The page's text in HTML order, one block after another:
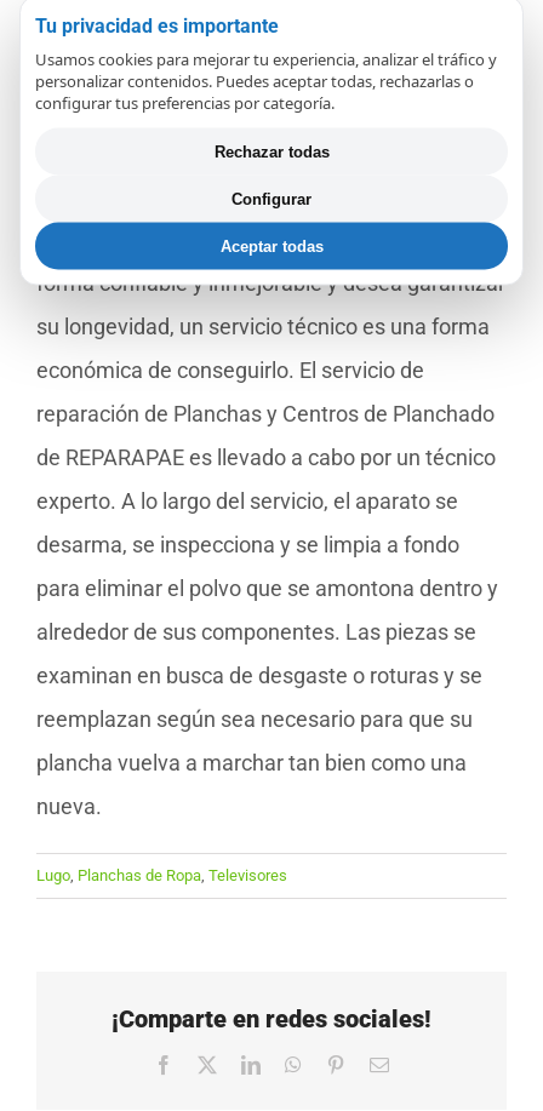
¿Porqué reparar su Plancha
en REPARAPAE?
Si desea que su plancha de ropa funcione de
forma confiable y inmejorable y desea garantizar
su longevidad, un servicio técnico es una forma
económica de conseguirlo. El servicio de
reparación de Planchas y Centros de Planchado
de REPARAPAE es llevado a cabo por un técnico
experto. A lo largo del servicio, el aparato se
desarma, se inspecciona y se limpia a fondo
para eliminar el polvo que se amontona dentro y
alrededor de sus componentes. Las piezas se
examinan en busca de desgaste o roturas y se
reemplazan según sea necesario para que su
plancha vuelva a marchar tan bien como una
nueva.
Lugo Planchas de Ropa Televisores
¡Comparte en redes sociales!
Facebook LinkedInWhatsApp
PinterestCorreo
Tu privacidad es importante
Usamos cookies para mejorar tu experiencia, analizar el tráfico y
personalizar contenidos. Puedes aceptar todas, rechazarlas o
configurar tus preferencias por categoría.
Rechazar todas
Configurar
Aceptar todas